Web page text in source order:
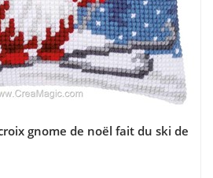
gnome de noël fait du ski de